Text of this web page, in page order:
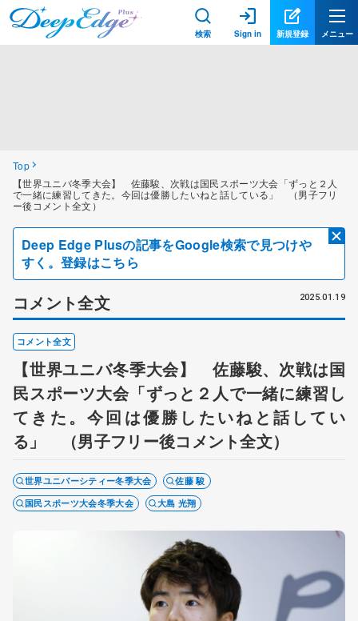
検索 Sign in 新規登録 メニュー
Top
【世界ユニバ冬季大会】 佐藤駿、次戦は国民スポーツ大会「ずっと２人
で一緒に練習してきた。今回は優勝したいねと話している」 （男子フリ
ー後コメント全文）
Deep Edge Plusの記事をGoogle検索で見つけや
すく。登録はこちら
コメント全文 2025.01.19
コメント全文
【世界ユニバ冬季大会】 佐藤駿、次戦は国
民スポーツ大会「ずっと２人で一緒に練習し
てきた。今回は優勝したいねと話してい
る」 （男子フリー後コメント全文）
世界ユニバーシティー冬季大会
佐藤 駿
国民スポーツ大会冬季大会
大島 光翔